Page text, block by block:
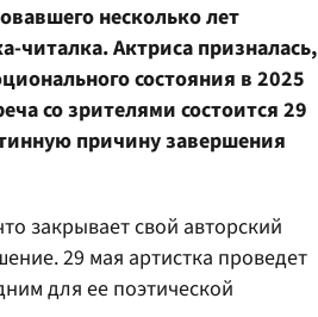
несколько лет
читалка. Актриса призналась,
состояния в 2025
со зрителями состоится 29
причину завершения
закрывает свой авторский
29 мая артистка проведет
для ее поэтической